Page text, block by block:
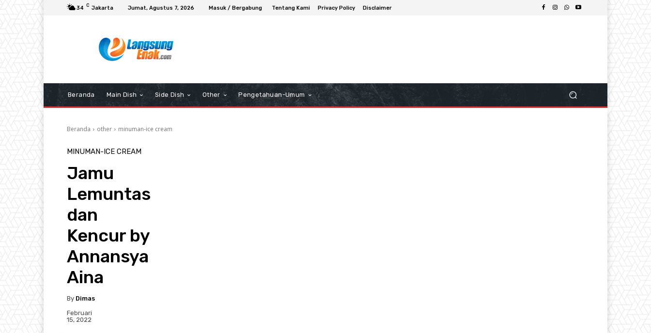
34 C Jakarta Jumat, Agustus 7, 2026 Masuk / Bergabung Tentang Kami Privacy Policy Disclaimer
Beranda Main Dish Side Dish Other Pengetahuan-Umum
Beranda other minuman-ice cream
MINUMAN-ICE CREAM
Jamu
Lemuntas
dan
Kencur by
Annansya
Aina
By Dimas
Februari
15, 2022